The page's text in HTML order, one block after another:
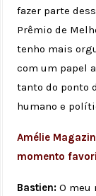
fazer parte
Prêmio de
tenho mais
com um papel
tanto do ponto
humano e
Amélie
momento
Bastien: O meu